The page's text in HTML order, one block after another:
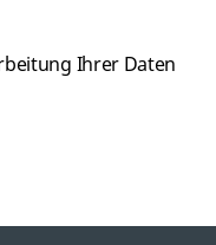
Ihrer Daten